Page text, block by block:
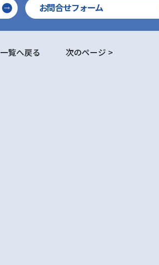
お問合せフォーム
一覧へ戻る 次のページ >